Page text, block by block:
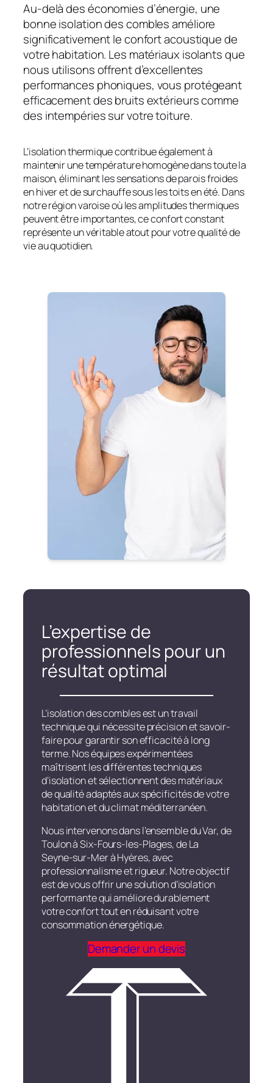
Au-delà des économies d’énergie, une
bonne isolation des combles améliore
significativement le confort acoustique de
votre habitation. Les matériaux isolants que
nous utilisons offrent d’excellentes
performances phoniques, vous protégeant
efficacement des bruits extérieurs comme
des intempéries sur votre toiture.
L’isolation thermique contribue également à
maintenir une température homogène dans toute la
maison, éliminant les sensations de parois froides
en hiver et de surchauffe sous les toits en été. Dans
notre région varoise où les amplitudes thermiques
peuvent être importantes, ce confort constant
représente un véritable atout pour votre qualité de
vie au quotidien.
L’expertise de
professionnels pour un
résultat optimal
L’isolation des combles est un travail
technique qui nécessite précision et savoir-
faire pour garantir son efficacité à long
terme. Nos équipes expérimentées
maîtrisent les différentes techniques
d’isolation et sélectionnent des matériaux
de qualité adaptés aux spécificités de votre
habitation et du climat méditerranéen.
Nous intervenons dans l’ensemble du Var, de
Toulon à Six-Fours-les-Plages, de La
Seyne-sur-Mer à Hyères, avec
professionnalisme et rigueur. Notre objectif
est de vous offrir une solution d’isolation
performante qui améliore durablement
votre confort tout en réduisant votre
consommation énergétique.
Demander un devis